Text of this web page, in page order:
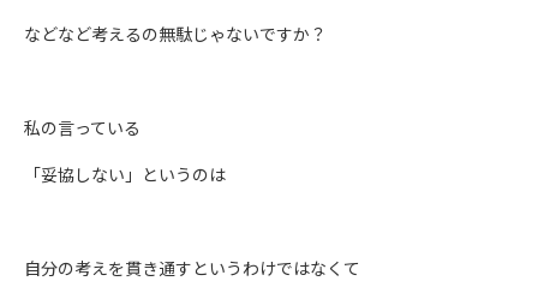
などなど考えるの無駄じゃないですか？
私の言っている
「妥協しない」というのは
自分の考えを貫き通すというわけではなくて